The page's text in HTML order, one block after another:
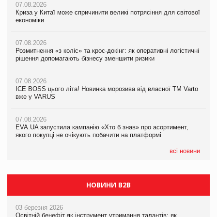
07.08.2026
Криза у Китаї може спричинити великі потрясіння для світової
економіки
07.08.2026
Розмитнення «з коліс» та крос-докінг: як оперативні логістичні
рішення допомагають бізнесу зменшити ризики
07.08.2026
ICE BOSS цього літа! Новинка морозива від власної ТМ Varto
вже у VARUS
07.08.2026
EVA.UA запустила кампанію «Хто б знав» про асортимент,
якого покупці не очікують побачити на платформі
всі новини
07.08.2026
ICE BOSS цього літа! Новинка морозива від власної ТМ Varto
07.08.2026
EVA.UA запустила кампанію «Хто б знав» про асортимент,
06.08.2026
Смачна новинка для хвостатих: у VARUS з’явилися паучі
05.08.2026
Мережа супермаркетів VARUS купує мережу магазинів
07.08.2026
Криза у Китаї може спричинити великі потрясіння для світової
економіки
07.08.2026
Kraft Heinz скоротила збиток у першому півріччі
Продажі Hugo Boss впали на 9%
НОВИНИ B2B
03 березня 2026
Освітній бенефіт як інструмент утримання талантів: як